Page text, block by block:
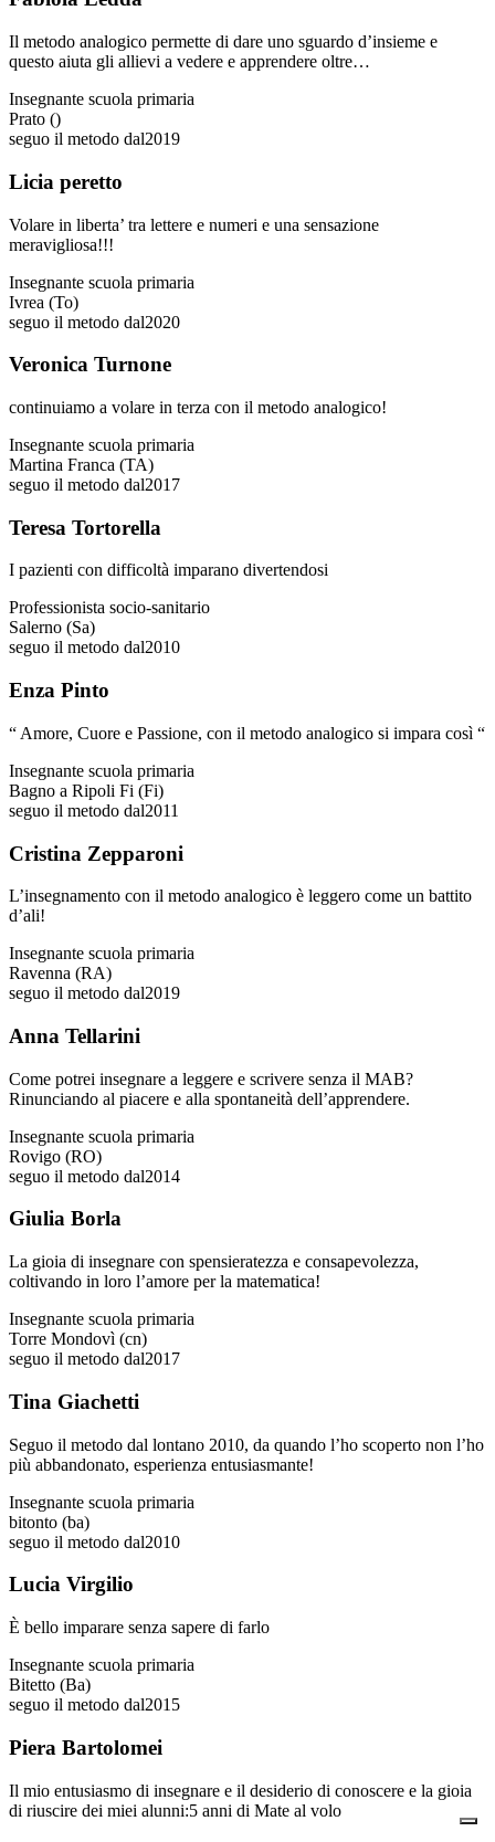
Il metodo analogico permette di dare uno sguardo d’insieme e
questo aiuta gli allievi a vedere e apprendere oltre…
Insegnante scuola primaria
Prato ()
seguo il metodo dal2019
Licia peretto
Volare in liberta’ tra lettere e numeri e una sensazione
meravigliosa!!!
Insegnante scuola primaria
Ivrea (To)
seguo il metodo dal2020
Veronica Turnone
continuiamo a volare in terza con il metodo analogico!
Insegnante scuola primaria
Martina Franca (TA)
seguo il metodo dal2017
Teresa Tortorella
I pazienti con difficoltà imparano divertendosi
Professionista socio-sanitario
Salerno (Sa)
seguo il metodo dal2010
Enza Pinto
“ Amore, Cuore e Passione, con il metodo analogico si impara così “
Insegnante scuola primaria
Bagno a Ripoli Fi (Fi)
seguo il metodo dal2011
Cristina Zepparoni
L’insegnamento con il metodo analogico è leggero come un battito
d’ali!
Insegnante scuola primaria
Ravenna (RA)
seguo il metodo dal2019
Anna Tellarini
Come potrei insegnare a leggere e scrivere senza il MAB?
Rinunciando al piacere e alla spontaneità dell’apprendere.
Insegnante scuola primaria
Rovigo (RO)
seguo il metodo dal2014
Giulia Borla
La gioia di insegnare con spensieratezza e consapevolezza,
coltivando in loro l’amore per la matematica!
Insegnante scuola primaria
Torre Mondovì (cn)
seguo il metodo dal2017
Tina Giachetti
Seguo il metodo dal lontano 2010, da quando l’ho scoperto non l’ho
più abbandonato, esperienza entusiasmante!
Insegnante scuola primaria
bitonto (ba)
seguo il metodo dal2010
Lucia Virgilio
È bello imparare senza sapere di farlo
Insegnante scuola primaria
Bitetto (Ba)
seguo il metodo dal2015
Piera Bartolomei
Il mio entusiasmo di insegnare e il desiderio di conoscere e la gioia
di riuscire dei miei alunni:5 anni di Mate al volo